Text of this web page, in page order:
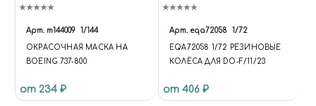
Арт. m144009 1/144
ОКРАСОЧНАЯ МАСКА НА
BOEING 737-800
от 234 ₽
Арт. eqa72058 1/72
EQA72058 1/72 РЕЗИНОВЫЕ
КОЛЁСА ДЛЯ DO-F/11/23
от 406 ₽